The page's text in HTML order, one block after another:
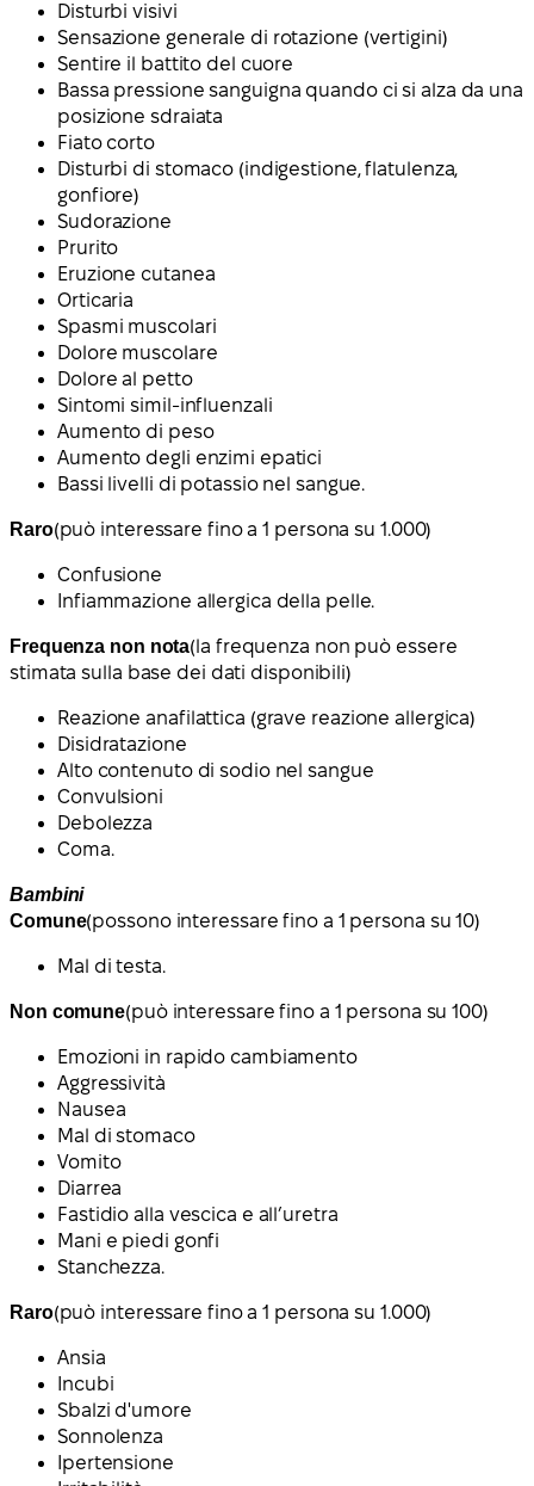
Disturbi visivi
Sensazione generale di rotazione (vertigini)
Sentire il battito del cuore
Bassa pressione sanguigna quando ci si alza da una
posizione sdraiata
Fiato corto
Disturbi di stomaco (indigestione, flatulenza,
gonfiore)
Sudorazione
Prurito
Eruzione cutanea
Orticaria
Spasmi muscolari
Dolore muscolare
Dolore al petto
Sintomi simil-influenzali
Aumento di peso
Aumento degli enzimi epatici
Bassi livelli di potassio nel sangue.
Raro(può interessare fino a 1 persona su 1.000)
Confusione
Infiammazione allergica della pelle.
Frequenza non nota(la frequenza non può essere
stimata sulla base dei dati disponibili)
Reazione anafilattica (grave reazione allergica)
Disidratazione
Alto contenuto di sodio nel sangue
Convulsioni
Debolezza
Coma.
Bambini
Comune(possono interessare fino a 1 persona su 10)
Mal di testa.
Non comune(può interessare fino a 1 persona su 100)
Emozioni in rapido cambiamento
Aggressività
Nausea
Mal di stomaco
Vomito
Diarrea
Fastidio alla vescica e all’uretra
Mani e piedi gonfi
Stanchezza.
Raro(può interessare fino a 1 persona su 1.000)
Ansia
Incubi
Sbalzi d'umore
Sonnolenza
Ipertensione